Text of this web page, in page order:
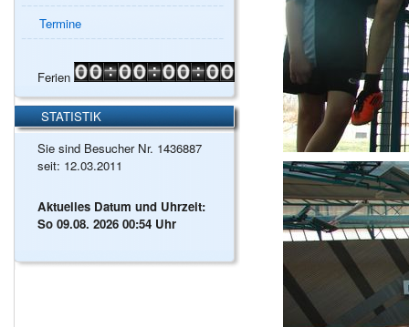
Termine
Ferien
STATISTIK
Sie sind Besucher Nr. 1436887
seit: 12.03.2011
Aktuelles Datum und Uhrzeit:
So 09.08. 2026 00:54 Uhr